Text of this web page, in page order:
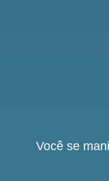
Você se